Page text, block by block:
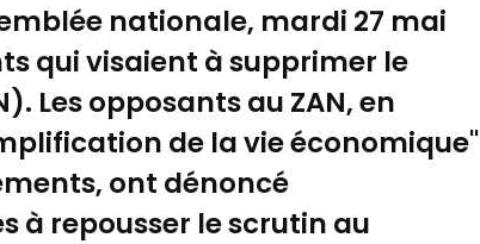
nationale, mardi 27 mai
qui visaient à supprimer le
Les opposants au ZAN, en
de la vie économique"
ont dénoncé
à repousser le scrutin au